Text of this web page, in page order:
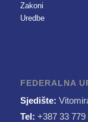
Zakoni
Uredbe
FEDERALNA
Sjedište:
Tel: +387 33 779